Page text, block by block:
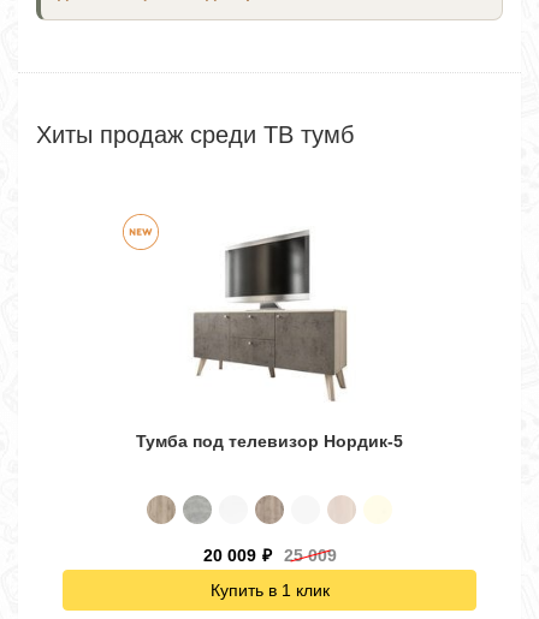
Хиты продаж среди ТВ тумб
Тумба под телевизор Нордик-5
20 009 ₽
25 009
Купить в 1 клик